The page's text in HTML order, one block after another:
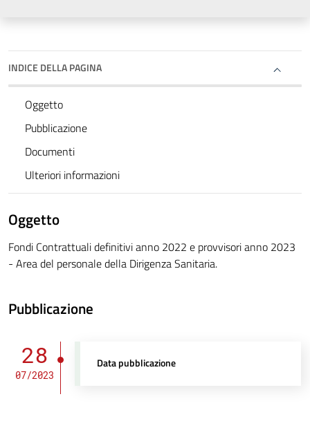
INDICE DELLA PAGINA
Oggetto
Pubblicazione
Documenti
Ulteriori informazioni
Oggetto
Fondi Contrattuali definitivi anno 2022 e provvisori anno 2023
- Area del personale della Dirigenza Sanitaria.
Pubblicazione
28
07/2023
Data pubblicazione